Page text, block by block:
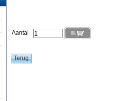
Aantal